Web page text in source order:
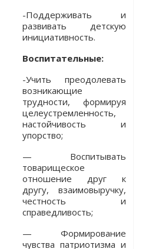
-Поддерживать и
развивать детскую
инициативность.
Воспитательные:
-Учить преодолевать
возникающие
трудности, формируя
целеустремленность,
настойчивость и
упорство;
— Воспитывать
товарищеское
отношение друг к
другу, взаимовыручку,
честность и
справедливость;
— Формирование
чувства патриотизма и